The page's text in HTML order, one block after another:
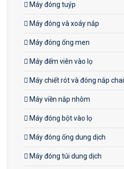
Máy đóng tuýp
Máy đóng và xoáy nắp
Máy đóng ống men
Máy đếm viên vào lọ
Máy chiết rót và đóng nắp chai
Máy viền nắp nhôm
Máy đóng bột vào lọ
Máy đóng ống dung dịch
Máy đóng túi dung dịch